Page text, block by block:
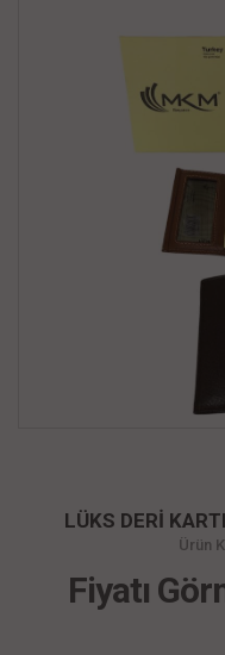
LÜKS DERİ
Ürün
Fiyatı